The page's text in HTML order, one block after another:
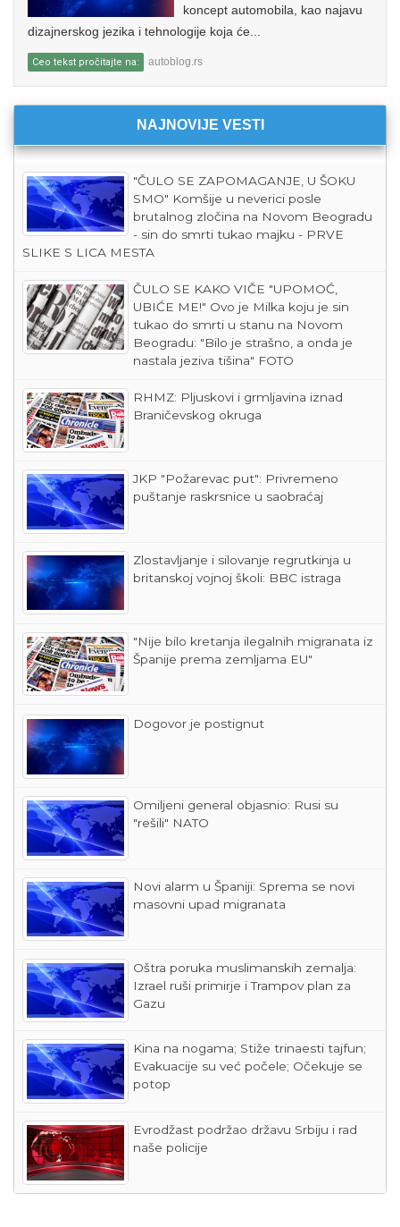
koncept automobila, kao najavu
dizajnerskog jezika i tehnologije koja će...
Ceo tekst pročitajte na: autoblog.rs
NAJNOVIJE VESTI
"ČULO SE ZAPOMAGANJE, U ŠOKU
SMO" Komšije u neverici posle
brutalnog zločina na Novom Beogradu
- sin do smrti tukao majku - PRVE
SLIKE S LICA MESTA
ČULO SE KAKO VIČE "UPOMOĆ,
UBIĆE ME!" Ovo je Milka koju je sin
tukao do smrti u stanu na Novom
Beogradu: "Bilo je strašno, a onda je
nastala jeziva tišina" FOTO
RHMZ: Pljuskovi i grmljavina iznad
Braničevskog okruga
JKP "Požarevac put": Privremeno
puštanje raskrsnice u saobraćaj
Zlostavljanje i silovanje regrutkinja u
britanskoj vojnoj školi: BBC istraga
"Nije bilo kretanja ilegalnih migranata iz
Španije prema zemljama EU"
Dogovor je postignut
Omiljeni general objasnio: Rusi su
"rešili" NATO
Novi alarm u Španiji: Sprema se novi
masovni upad migranata
Oštra poruka muslimanskih zemalja:
Izrael ruši primirje i Trampov plan za
Gazu
Kina na nogama; Stiže trinaesti tajfun;
Evakuacije su već počele; Očekuje se
potop
Evrodžast podržao državu Srbiju i rad
naše policije